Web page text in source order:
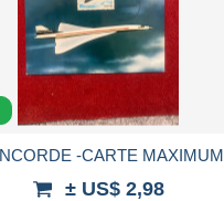
-CARTE MAXIMUM
± US$ 2,98